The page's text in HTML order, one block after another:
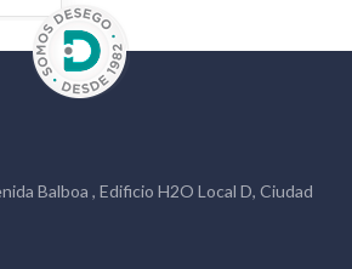
Balboa , Edificio H2O Local D, Ciudad